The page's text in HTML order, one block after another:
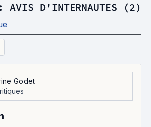
AVIS D'INTERNAUTES (2)
Godet